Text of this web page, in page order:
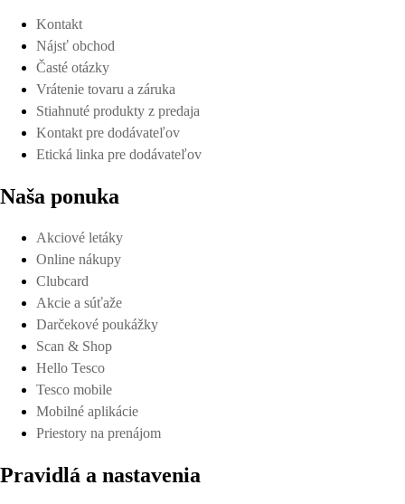
Kontakt
Nájsť obchod
Časté otázky
Vrátenie tovaru a záruka
Stiahnuté produkty z predaja
Kontakt pre dodávateľov
Etická linka pre dodávateľov
Naša ponuka
Akciové letáky
Online nákupy
Clubcard
Akcie a súťaže
Darčekové poukážky
Scan & Shop
Hello Tesco
Tesco mobile
Mobilné aplikácie
Priestory na prenájom
Pravidlá a nastavenia